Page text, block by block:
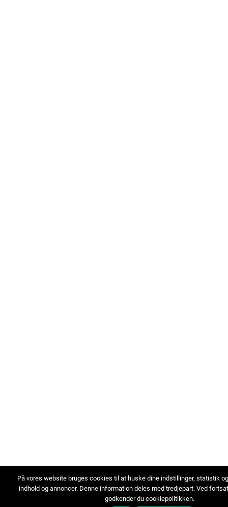
På vores website bruges cookies til at huske dine indstillinger, statistik
indhold og annoncer. Denne information deles med tredjepart. Ved
godkender du cookiepolitikken.